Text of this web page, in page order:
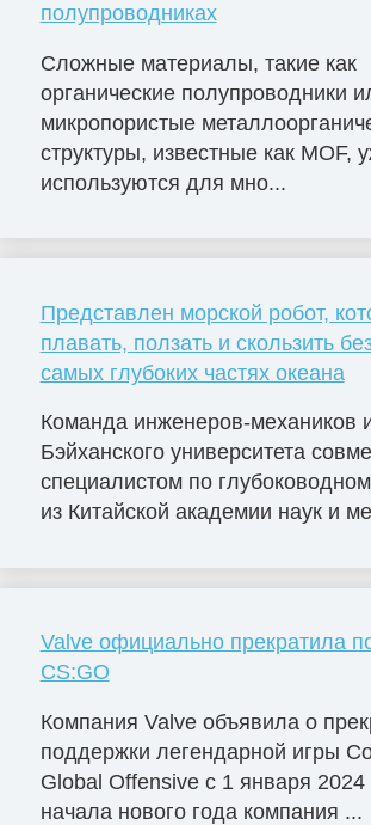
полупроводниках
Сложные материалы, такие как
органические полупроводники
микропористые
структуры, известные как MOF,
используются для мно...
Представлен морской робот,
плавать, ползать и скользить
самых глубоких частях океана
Команда инженеров-механиков
Бэйханского университета
специалистом по
из Китайской академии наук и
Valve официально прекратила
CS:GO
Компания Valve объявила о
поддержки легендарной игры
Global Offensive с 1 января 2024
начала нового года компания ...